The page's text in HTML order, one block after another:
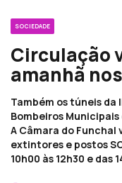
SOCIEDADE
Circulação
amanhã
Também os túneis
Bombeiros
A Câmara do
extintores e postos
10h00 às 12h30 e das